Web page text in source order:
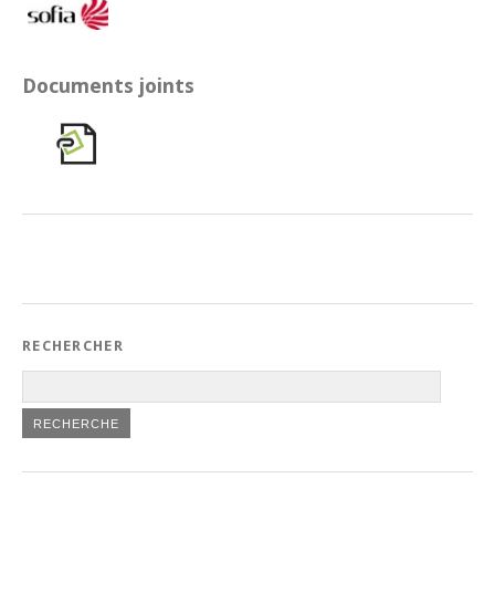
Documents joints
RECHERCHER